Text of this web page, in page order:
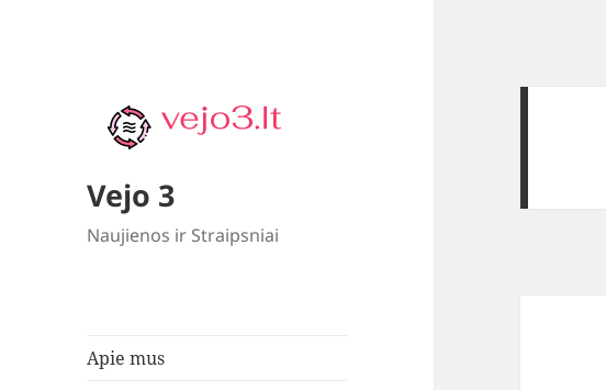
Vejo 3
Naujienos ir Straipsniai
Apie mus